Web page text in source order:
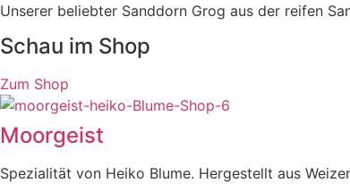
Unserer beliebter Sanddorn Grog aus der reifen
Schau im Shop
Zum Shop
Moorgeist
Spezialität von Heiko Blume. Hergestellt aus